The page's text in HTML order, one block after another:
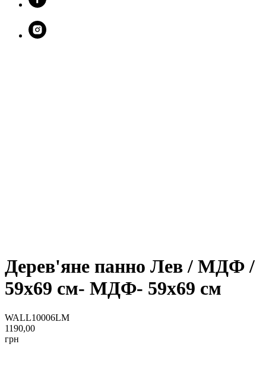
Дерев'яне панно Лев / МДФ /
59x69 см- МДФ- 59x69 см
WALL10006LM
1190,00
грн